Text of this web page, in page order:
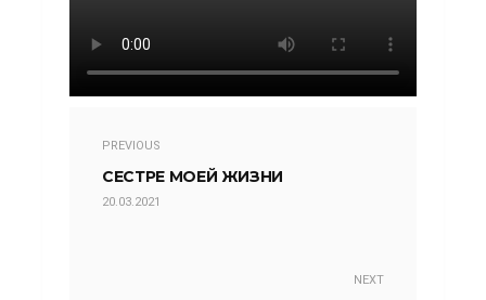
PREVIOUS
СЕСТРЕ МОЕЙ ЖИЗНИ
20.03.2021
NEXT